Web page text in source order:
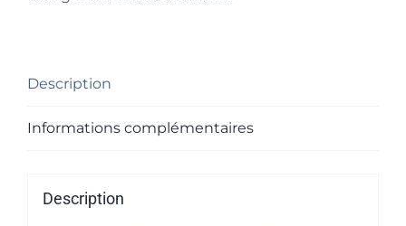
Description
Informations complémentaires
Description